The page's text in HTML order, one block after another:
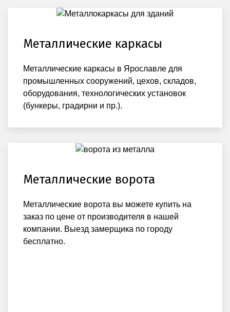
Металлические каркасы
Металлические каркасы в Ярославле для
промышленных сооружений, цехов, складов,
оборудования, технологических установок
(бункеры, градирни и пр.).
Металлические ворота
Металлические ворота вы можете купить на
заказ по цене от производителя в нашей
компании. Выезд замерщика по городу
бесплатно.